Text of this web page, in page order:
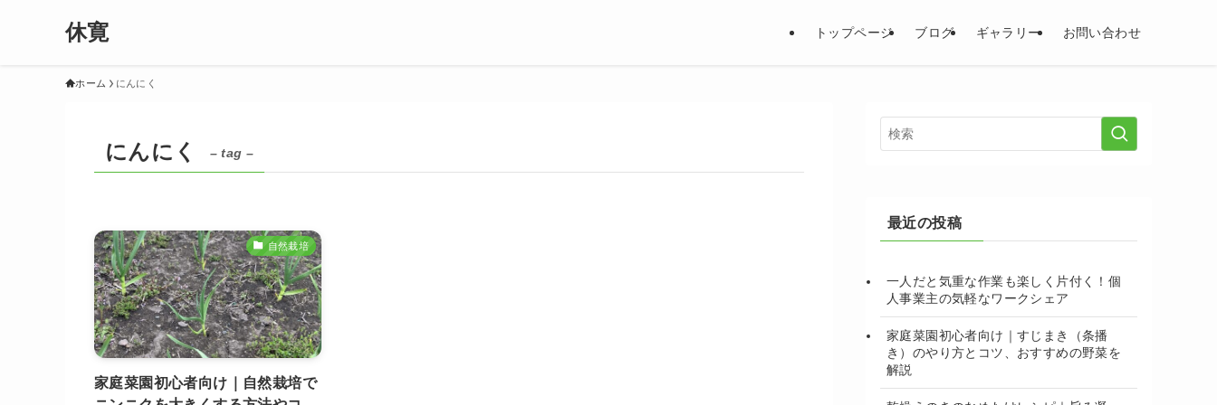
休寛 トップページ ブログ ギャラリー お問い合わせ
ホーム にんにく
にんにく – tag –
自然栽培
家庭菜園初心者向け｜自然栽培で
最近の投稿
一人だと気重な作業も楽しく片付く！個
人事業主の気軽なワークシェア
家庭菜園初心者向け｜すじまき（条播
き）のやり方とコツ、おすすめの野菜を
解説